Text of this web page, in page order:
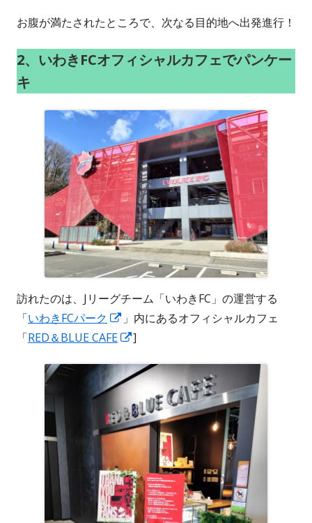
お腹が満たされたところで、次なる目的地へ出発進行！
2、いわきFCオフィシャルカフェでパンケー
キ
訪れたのは、Jリーグチーム「いわきFC」の運営する
「いわきFCパーク
新
し
ウ
ン
ド
ウ
で
開
き
」内にあるオフィシャルカフェ
「RED＆BLUE CAFE
新
い
ィ
ン
ド
ウ
で
開
]